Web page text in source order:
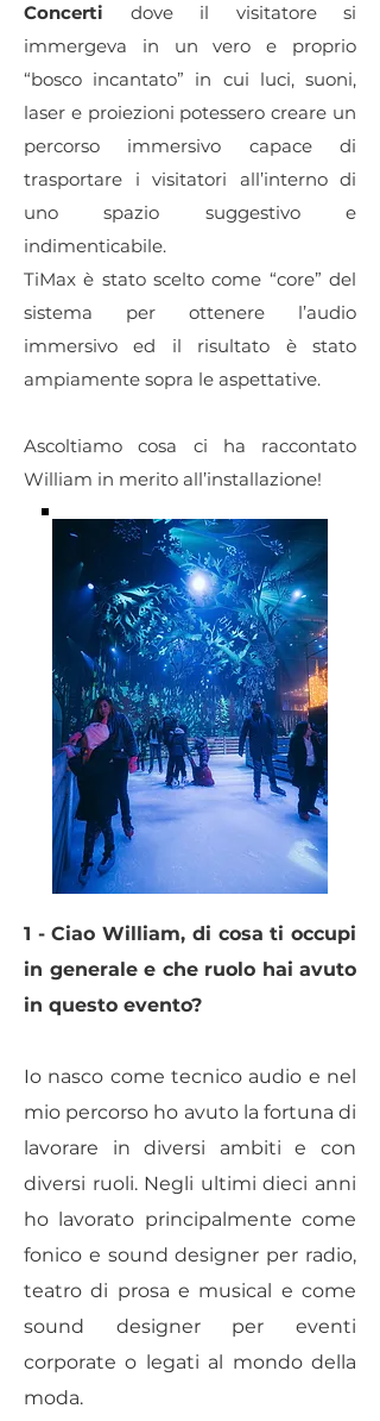
Concerti dove il visitatore si
immergeva in un vero e proprio
“bosco incantato” in cui luci, suoni,
laser e proiezioni potessero creare un
percorso immersivo capace di
trasportare i visitatori all’interno di
uno spazio suggestivo e
indimenticabile.
TiMax è stato scelto come “core” del
sistema per ottenere l’audio
immersivo ed il risultato è stato
ampiamente sopra le aspettative.
Ascoltiamo cosa ci ha raccontato
William in merito all’installazione!
1 - Ciao William, di cosa ti occupi
in generale e che ruolo hai avuto
in questo evento?
Io nasco come tecnico audio e nel
mio percorso ho avuto la fortuna di
lavorare in diversi ambiti e con
diversi ruoli. Negli ultimi dieci anni
ho lavorato principalmente come
fonico e sound designer per radio,
teatro di prosa e musical e come
sound designer per eventi
corporate o legati al mondo della
moda.